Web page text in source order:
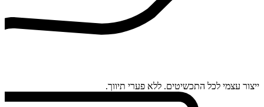
ייצור עצמי לכל התכשיטים. ללא פערי תיווך.